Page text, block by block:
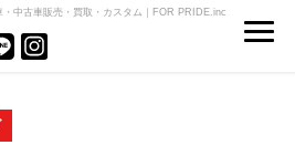
中古車販売・買取・カスタム｜FOR PRIDE.inc